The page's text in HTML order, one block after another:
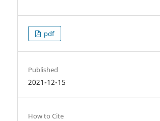
pdf
Published
2021-12-15
How to Cite